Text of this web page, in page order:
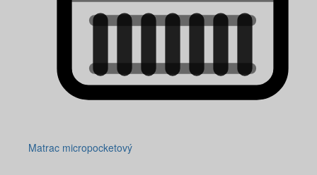
Matrac micropocketový